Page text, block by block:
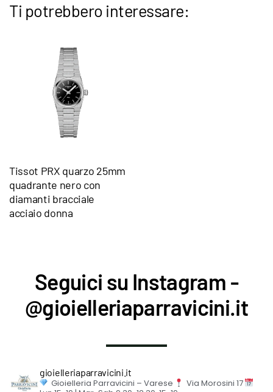
Ti potrebbero interessare:
Tissot PRX quarzo 25mm
quadrante nero con
diamanti bracciale
acciaio donna
Seguici su Instagram -
@gioielleriaparravicini.it
gioielleriaparravicini.it
Gioielleria Parravicini – Varese
Via Morosini 17